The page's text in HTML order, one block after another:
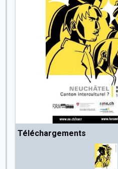
Téléchargements